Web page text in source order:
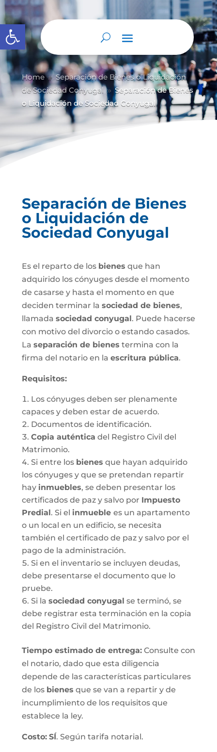
Abrir barra de herramientas
Home 9 Separación de Bienes o Liquidación
de Sociedad Conyugal 9 Separación de Bienes
o Liquidación de Sociedad Conyugal
Separación de Bienes
o Liquidación de
Sociedad Conyugal
Es el reparto de los bienes que han
adquirido los cónyuges desde el momento
de casarse y hasta el momento en que
deciden terminar la sociedad de bienes,
llamada sociedad conyugal. Puede hacerse
con motivo del divorcio o estando casados.
La separación de bienes termina con la
firma del notario en la escritura pública.
Requisitos:
Los cónyuges deben ser plenamente
capaces y deben estar de acuerdo.
Documentos de identificación.
Copia auténtica del Registro Civil del
Matrimonio.
Si entre los bienes que hayan adquirido
los cónyuges y que se pretendan repartir
hay inmuebles, se deben presentar los
certificados de paz y salvo por Impuesto
Predial. Si el inmueble es un apartamento
o un local en un edificio, se necesita
también el certificado de paz y salvo por el
pago de la administración.
Si en el inventario se incluyen deudas,
debe presentarse el documento que lo
pruebe.
Si la sociedad conyugal se terminó, se
debe registrar esta terminación en la copia
del Registro Civil del Matrimonio.
Tiempo estimado de entrega:Consulte con
el notario, dado que esta diligencia
depende de las características particulares
de los bienes que se van a repartir y de
incumplimiento de los requisitos que
establece la ley.
Costo: SÍ. Según tarifa notarial.